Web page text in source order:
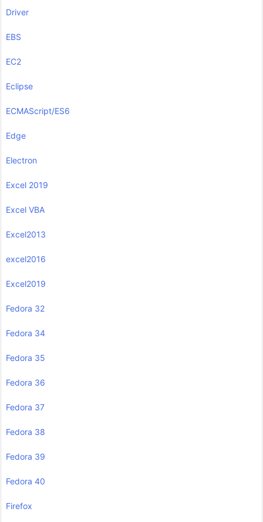
Driver
EBS
EC2
Eclipse
ECMAScript/ES6
Edge
Electron
Excel 2019
Excel VBA
Excel2013
excel2016
Excel2019
Fedora 32
Fedora 34
Fedora 35
Fedora 36
Fedora 37
Fedora 38
Fedora 39
Fedora 40
Firefox